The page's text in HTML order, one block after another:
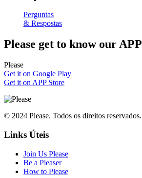
Perguntas
& Respostas
Please get to know our APP
Please
Get it on Google Play
Get it on APP Store
© 2024 Please. Todos os direitos reservados.
Links Úteis
Join Us Please
Be a Pleaser
How to Please